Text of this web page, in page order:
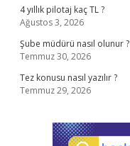
4 yıllık pilotaj kaç TL ?
Ağustos 3, 2026
Şube müdürü nasıl olunur ?
Temmuz 30, 2026
Tez konusu nasıl yazılır ?
Temmuz 29, 2026